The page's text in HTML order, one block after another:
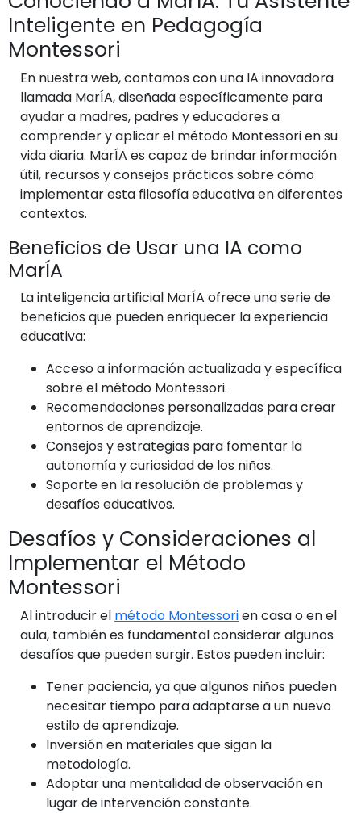
Inteligente en Pedagogía
Montessori
En nuestra web, contamos con una IA innovadora
llamada MarÍA, diseñada específicamente para
ayudar a madres, padres y educadores a
comprender y aplicar el método Montessori en su
vida diaria. MarÍA es capaz de brindar información
útil, recursos y consejos prácticos sobre cómo
implementar esta filosofía educativa en diferentes
contextos.
Beneficios de Usar una IA como
MarÍA
La inteligencia artificial MarÍA ofrece una serie de
beneficios que pueden enriquecer la experiencia
educativa:
Acceso a información actualizada y específica
sobre el método Montessori.
Recomendaciones personalizadas para crear
entornos de aprendizaje.
Consejos y estrategias para fomentar la
autonomía y curiosidad de los niños.
Soporte en la resolución de problemas y
desafíos educativos.
Desafíos y Consideraciones al
Implementar el Método
Montessori
Al introducir el método Montessorien casa o en el
aula, también es fundamental considerar algunos
desafíos que pueden surgir. Estos pueden incluir:
Tener paciencia, ya que algunos niños pueden
necesitar tiempo para adaptarse a un nuevo
estilo de aprendizaje.
Inversión en materiales que sigan la
metodología.
Adoptar una mentalidad de observación en
lugar de intervención constante.